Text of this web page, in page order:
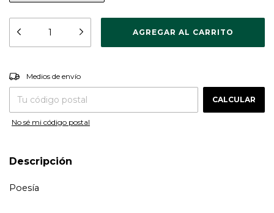
Entregas para el CP:
Medios de envío
CALCULAR
No sé mi código postal
Descripción
Poesía